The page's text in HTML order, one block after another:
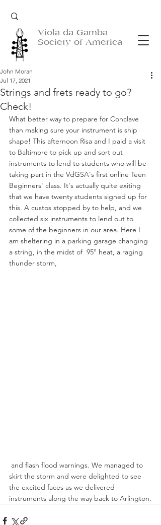
Viola da Gamba
Society of America
Strings and frets ready to go?
Check!
John Moran
Jul 17, 2021
What better way to prepare for Conclave
than making sure your instrument is ship
shape! This afternoon Risa and I paid a visit
to Baltimore to pick up and sort out
instruments to lend to students who will be
taking part in the VdGSA's first online Teen
Beginners' class. It's actually quite exiting
that we have twenty students signed up for
this. A custos stopped by to help, and we
collected six instruments to lend out to
some of the beginners in our area. Here I
am sheltering in a parking garage changing
a string, in the midst of  95° heat, a raging
thunder storm,
skirt the storm and were delighted to see
the excited faces as we delivered
instruments along the way back to Arlington.